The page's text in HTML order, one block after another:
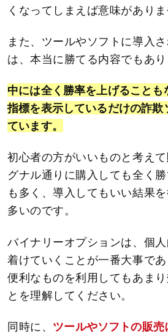
くなってしまえば意味がありま
また、ツールやソフトに導入
は、本当に勝てる内容でもあり
中には全く勝率を上げること
指標を表示しているだけの詐欺
ています。
初心者の方がいいものと考え
グナル通りに購入しても全く
も多く、導入してもいい結果
多いのです。
バイナリーオプションは、個
着けていくことが一番大事で
便利なものを利用してもあま
とを理解してください。
同時に、 ツールやソフトの販